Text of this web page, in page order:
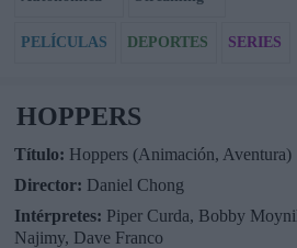
PELÍCULAS DEPORTES SERIES
HOPPERS
Título: Hoppers (Animación, Aventura)
Director: Daniel Chong
Intérpretes: Piper Curda, Bobby
Najimy, Dave Franco